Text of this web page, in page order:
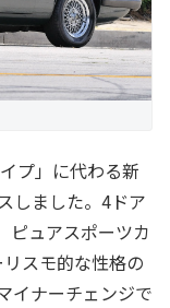
プ」に代わる新
しました。4ドア
ピュアスポーツカ
スモ的な性格の
イナーチェンジで